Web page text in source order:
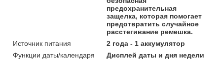
предохранительная
защелка, которая помогает
предотвратить случайное
расстегивание ремешка.
Источник питания
2 года - 1 аккумулятор
Функции даты/календаря
Дисплей даты и дня недели